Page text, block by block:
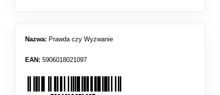
Nazwa: Prawda czy Wyzwanie
EAN: 5906018021097